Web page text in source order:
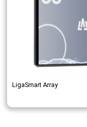
LigaSmart Array